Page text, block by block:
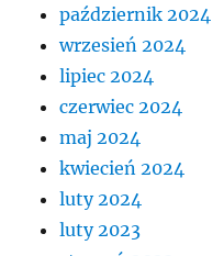
październik 2024
wrzesień 2024
lipiec 2024
czerwiec 2024
maj 2024
kwiecień 2024
luty 2024
luty 2023